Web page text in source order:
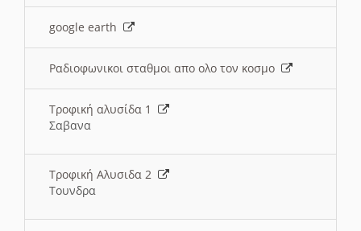
google earth
Ραδιοφωνικοι σταθμοι απο ολο τον κοσμο
Τροφική αλυσίδα 1
Σαβανα
Τροφική Αλυσιδα 2
Τουνδρα